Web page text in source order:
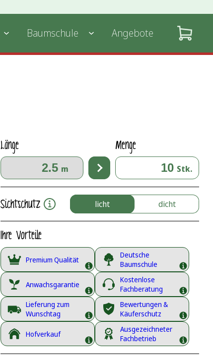
Baumschule Angebote
Länge
m
Menge
Stk.
Sichtschutz licht dicht
Ihre Vorteile
Premium Qualität
Deutsche
Baumschule
Anwachsgarantie
Kostenlose
Fachberatung
Lieferung zum
Wunschtag
Bewertungen &
Käuferschutz
Hofverkauf
Ausgezeichneter
Fachbetrieb